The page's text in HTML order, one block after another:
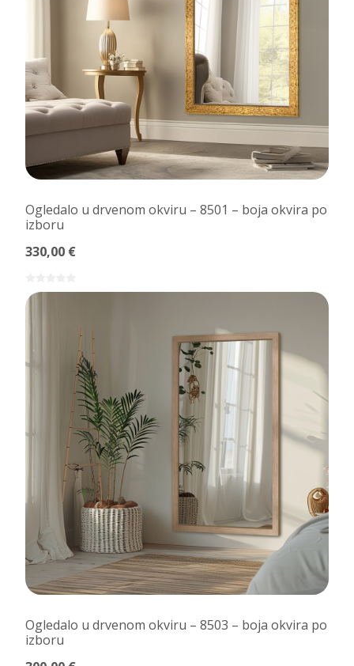
Ogledalo u drvenom okviru – 8501 – boja okvira po
izboru
330,00 €
Ogledalo u drvenom okviru – 8503 – boja okvira po
izboru